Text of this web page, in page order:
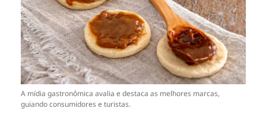
A mídia gastronômica avalia e destaca as melhores marcas,
guiando consumidores e turistas.